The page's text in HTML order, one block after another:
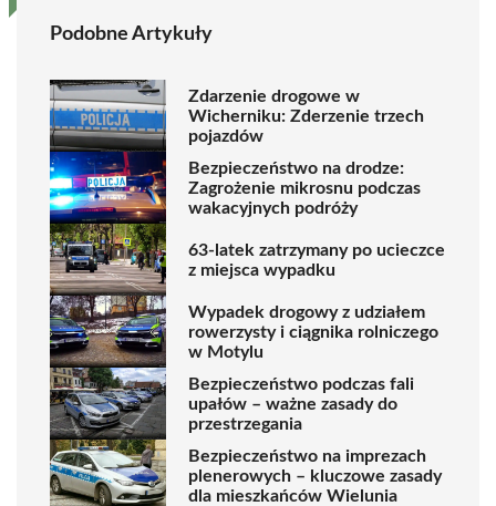
Podobne Artykuły
Zdarzenie drogowe w
Wicherniku: Zderzenie trzech
pojazdów
Bezpieczeństwo na drodze:
Zagrożenie mikrosnu podczas
wakacyjnych podróży
63-latek zatrzymany po ucieczce
z miejsca wypadku
Wypadek drogowy z udziałem
rowerzysty i ciągnika rolniczego
w Motylu
Bezpieczeństwo podczas fali
upałów – ważne zasady do
przestrzegania
Bezpieczeństwo na imprezach
plenerowych – kluczowe zasady
dla mieszkańców Wielunia